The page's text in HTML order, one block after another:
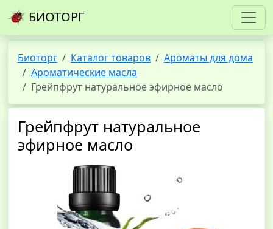
БИОТОРГ
Биоторг Каталог товаров
Ароматы для дома
Ароматические масла
Грейпфрут натуральное эфирное масло
Грейпфрут натуральное
эфирное масло